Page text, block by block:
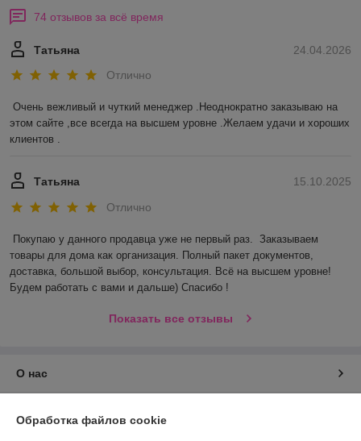
74 отзывов за всё время
24.04.2026
Татьяна
Отлично
Очень вежливый и чуткий менеджер .Неоднократно заказываю на
этом сайте ,все всегда на высшем уровне .Желаем удачи и хороших
клиентов .
15.10.2025
Татьяна
Отлично
Покупаю у данного продавца уже не первый раз.  Заказываем
товары для дома как организация. Полный пакет документов,
доставка, большой выбор, консультация. Всё на высшем уровне!
Будем работать с вами и дальше) Спасибо !
Показать все отзывы
О нас
Обработка файлов cookie